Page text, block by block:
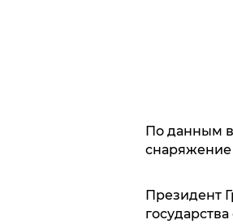
По данным
Президент